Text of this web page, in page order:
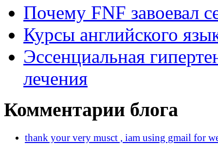
Почему FNF завоевал
Курсы английского
Эссенциальная
лечения
Комментарии блога
thank your very musct , iam using gmail for